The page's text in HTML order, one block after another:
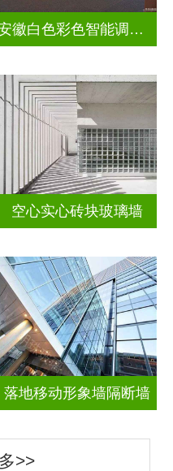
安徽白色彩色智能调光玻璃厂家
空心实心砖块玻璃墙
落地移动形象墙隔断墙
>>